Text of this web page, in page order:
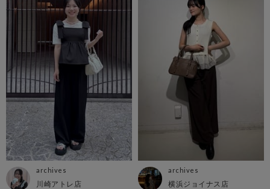
archives
川崎アトレ店
archives
横浜ジョイナス店